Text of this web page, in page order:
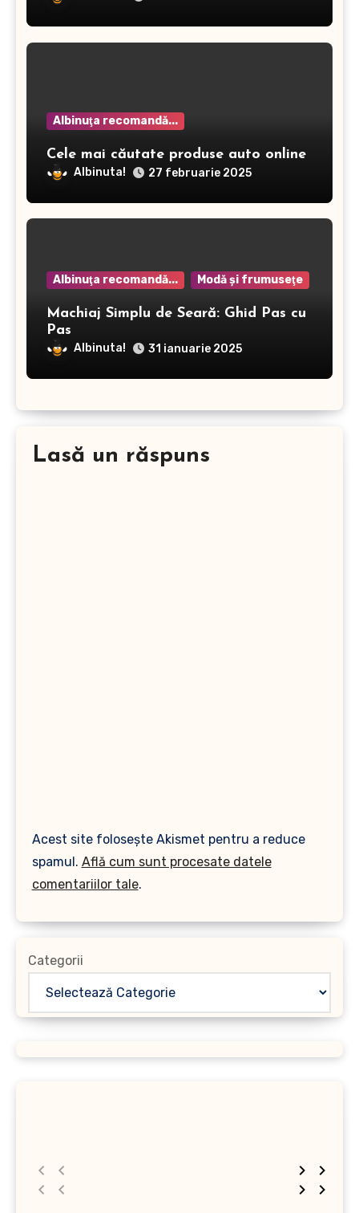
Albinuţa recomandă...
Cele mai căutate produse auto online
Albinuta! 27 februarie 2025
Albinuţa recomandă... Modă şi frumuseţe
Machiaj Simplu de Seară: Ghid Pas cu
Pas
Albinuta! 31 ianuarie 2025
Lasă un răspuns
Acest site folosește Akismet pentru a reduce
spamul. Află cum sunt procesate datele
comentariilor tale.
Categorii